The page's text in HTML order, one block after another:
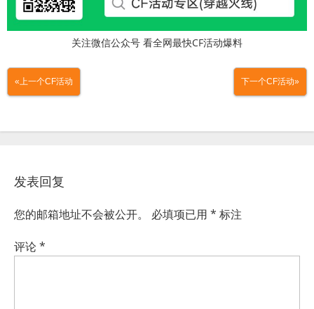
关注微信公众号 看全网最快CF活动爆料
«上一个CF活动 下一个CF活动»
发表回复
您的邮箱地址不会被公开。 必填项已用 * 标注
评论*